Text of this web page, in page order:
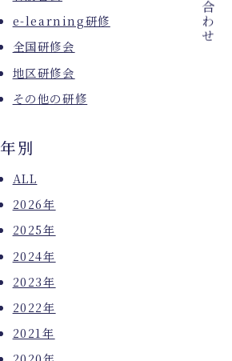
e-learning研修
全国研修会
地区研修会
その他の研修
年別
ALL
2026年
2025年
2024年
2023年
2022年
2021年